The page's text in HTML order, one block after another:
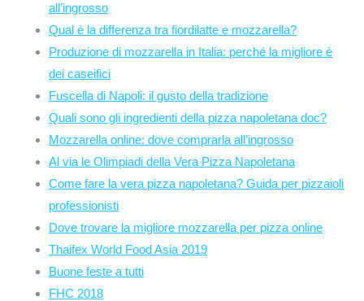
all’ingrosso
Qual è la differenza tra fiordilatte e mozzarella?
Produzione di mozzarella in Italia: perché la migliore è
dei caseifici
Fuscella di Napoli: il gusto della tradizione
Quali sono gli ingredienti della pizza napoletana doc?
Mozzarella online: dove comprarla all’ingrosso
Al via le Olimpiadi della Vera Pizza Napoletana
Come fare la vera pizza napoletana? Guida per pizzaioli
professionisti
Dove trovare la migliore mozzarella per pizza online
Thaifex World Food Asia 2019
Buone feste a tutti
FHC 2018